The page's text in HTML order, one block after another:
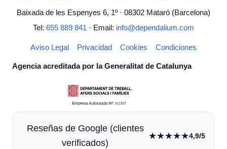
Baixada de les Espenyes 6, 1º · 08302 Mataró (Barcelona)
Tel: 655 889 841 · Email: info@dependalium.com
Aviso Legal Privacidad Cookies Condiciones
Agencia acreditada por la Generalitat de Catalunya
Reseñas de Google (clientes
verificados)
★★★★★4,9/5